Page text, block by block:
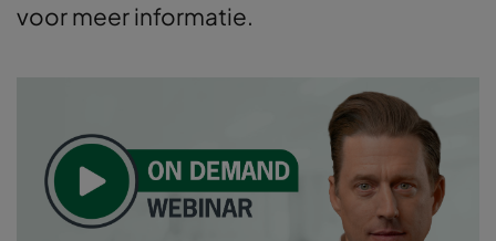
voor meer informatie.